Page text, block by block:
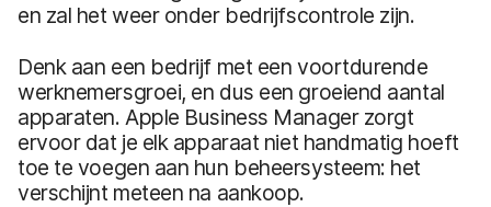
en zal het weer onder bedrijfscontrole zijn.
Denk aan een bedrijf met een voortdurende
werknemersgroei, en dus een groeiend aantal
apparaten. Apple Business Manager zorgt
ervoor dat je elk apparaat niet handmatig hoeft
toe te voegen aan hun beheersysteem: het
verschijnt meteen na aankoop.